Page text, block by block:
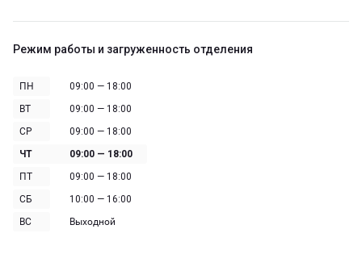
Режим работы и загруженность отделения
ПН
09:00 — 18:00
ВТ
09:00 — 18:00
СР
09:00 — 18:00
ЧТ
09:00 — 18:00
ПТ
09:00 — 18:00
СБ
10:00 — 16:00
ВС
Выходной